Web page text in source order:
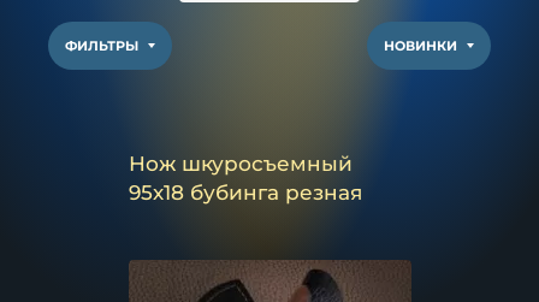
ФИЛЬТРЫ НОВИНКИ
Нож шкуросъемный
95х18 бубинга резная